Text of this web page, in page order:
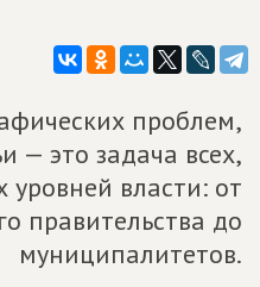
проблем,
— это задача всех,
уровней власти: от
правительства до
муниципалитетов.